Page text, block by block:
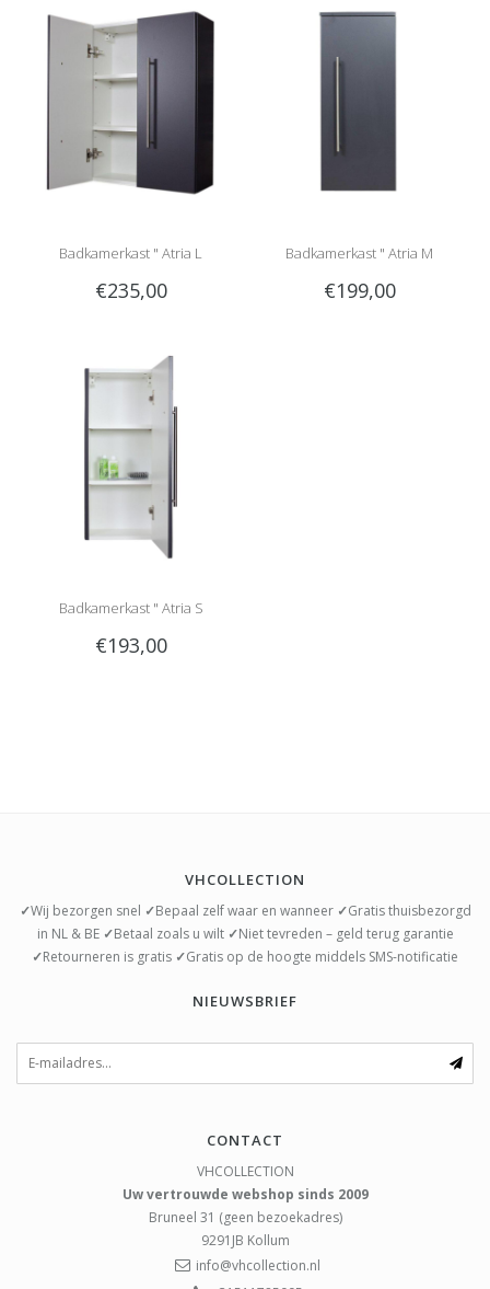
Badkamerkast " Atria L
anthracite "
€235,00
Badkamerkast " Atria M
anthracite "
€199,00
Badkamerkast " Atria S
anthracite "
€193,00
VHCOLLECTION
✓Wij bezorgen snel ✓Bepaal zelf waar en wanneer ✓Gratis thuisbezorgd
in NL & BE ✓Betaal zoals u wilt ✓Niet tevreden – geld terug garantie
✓Retourneren is gratis ✓Gratis op de hoogte middels SMS-notificatie
NIEUWSBRIEF
CONTACT
VHCOLLECTION
Uw vertrouwde webshop sinds 2009
Bruneel 31 (geen bezoekadres)
9291JB Kollum
info@vhcollection.nl